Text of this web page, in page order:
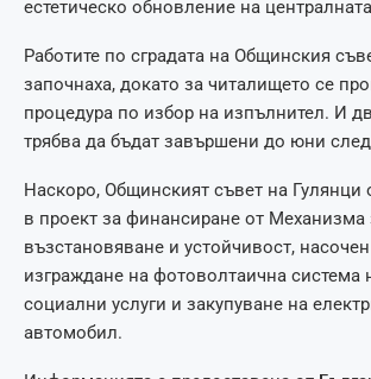
естетическо обновление на
Работите по сградата на Общинския
започнаха, докато за читалището се
процедура по избор на изпълнител. И
трябва да бъдат завършени до юни
Наскоро, Общинският съвет на Гулянци
в проект за финансиране от Механизма
възстановяване и устойчивост,
изграждане на фотоволтаична система
социални услуги и закупуване на
автомобил.